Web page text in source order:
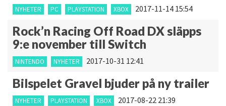
NYHETER PC PLAYSTATION XBOX 2017-11-14 15:54
Rock’n Racing Off Road DX släpps
9:e november till Switch
NINTENDO NYHETER 2017-10-31 12:41
Bilspelet Gravel bjuder på ny trailer
NYHETER PLAYSTATION XBOX 2017-08-22 21:39